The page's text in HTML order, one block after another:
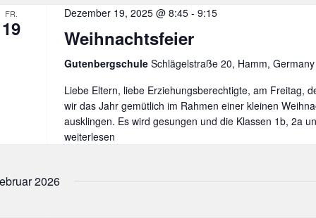
FR.
19
Dezember 19, 2025 @ 8:45- 9:15
Weihnachtsfeier
Gutenbergschule Schlägelstraße 20, Hamm, Germany
Liebe Eltern, liebe Erziehungsberechtigte, am Freitag,
wir das Jahr gemütlich im Rahmen einer kleinen
ausklingen. Es wird gesungen und die Klassen 1b, 2a
weiterlesen
2026